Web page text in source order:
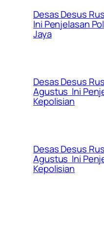
Desas Desus
Ini Penjelasan
Jaya
Desas Desus
Agustus Ini
Kepolisian
Desas Desus
Agustus Ini
Kepolisian